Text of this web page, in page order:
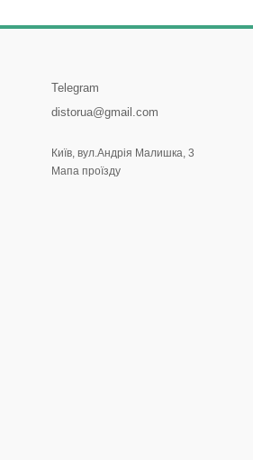
Telegram
distorua@gmail.com
Київ, вул.Андрія Малишка, 3
Мапа проїзду